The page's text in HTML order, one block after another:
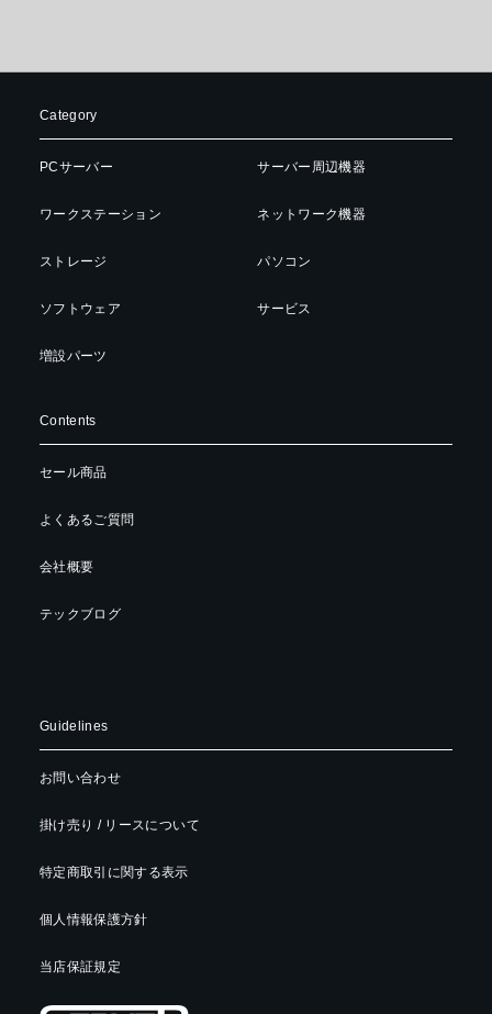
Category
PCサーバー
ワークステーション
ストレージ
ソフトウェア
増設パーツ
サーバー周辺機器
ネットワーク機器
パソコン
サービス
Contents
セール商品
よくあるご質問
会社概要
テックブログ
Guidelines
お問い合わせ
掛け売り / リースについて
特定商取引に関する表示
個人情報保護方針
当店保証規定